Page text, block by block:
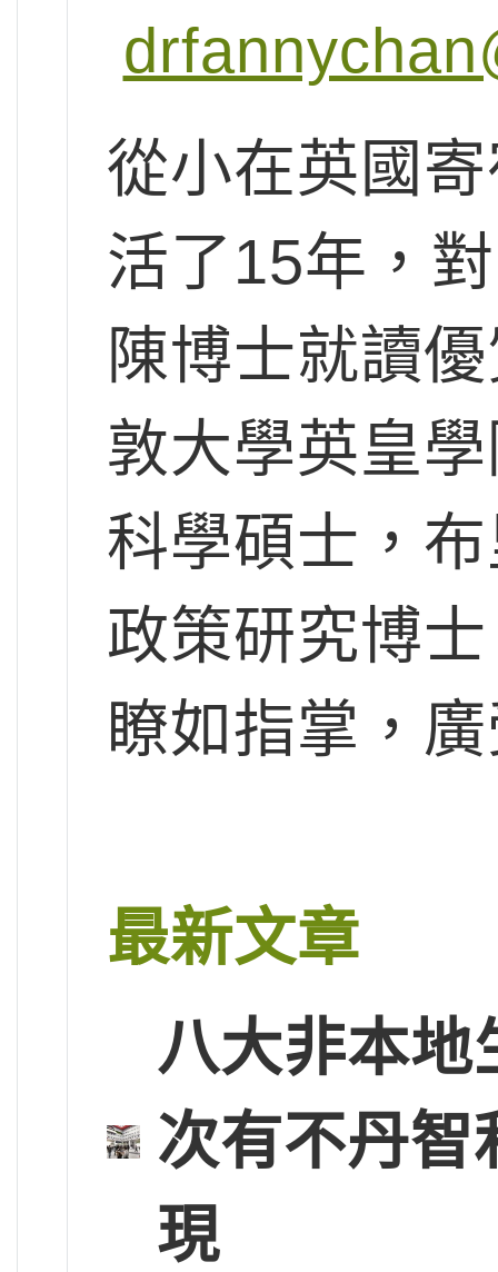
從小在英國
活了15年，
陳博士就讀
敦大學英皇
科學碩士，
政策研究博
瞭如指掌，
最新文章
八大非本地
次有不丹智
現